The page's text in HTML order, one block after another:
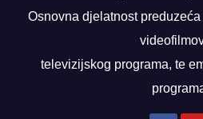
Osnovna djelatnost
televizijskog programa, te